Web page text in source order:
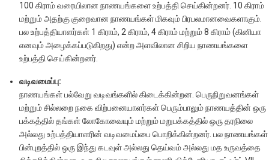
100 கிராம் வரையிலான நாணயங்களை உற்பத்தி செய்கின்றனர். 10 கிராம்
மற்றும் அதற்கு குறைவான நாணயங்கள் மிகவும் பிரபலமானவைகளாகும்.
பல உற்பத்தியாளர்கள் 1 கிராம், 2 கிராம், 4 கிராம் மற்றும் 8 கிராம் (கினியா
எனவும் அழைக்கப்படுகிறது) என்ற அளவிலான சிறிய நாணயங்களை
உற்பத்தி செய்கின்றனர்.
வடிவமைப்பு:
நாணயங்கள் பல்வேறு வடிவங்களில் கிடைக்கின்றன. பெருநிறுவனங்கள்
மற்றும் சில்லறை நகை விற்பனையாளர்கள் பெரும்பாலும் நாணயத்தின் ஒரு
பக்கத்தில் தங்கள் லோகோவையும் மற்றும் மறுபக்கத்தில் ஒரு தரநிலை
அல்லது உற்பத்தியாளரின் வடிவமைப்பை பொறிக்கின்றனர். பல நாணயங்கள்
பின்புறத்தில் ஒரு இந்து கடவுள் அல்லது தெய்வம் அல்லது மத உருவத்தை